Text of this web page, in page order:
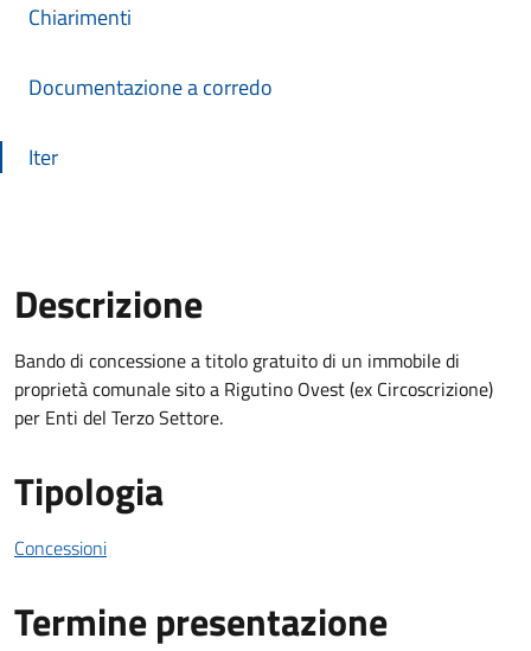
Chiarimenti
Documentazione a corredo
Iter
Descrizione
Descrizione Bando
Bando di concessione a titolo gratuito di un immobile di
proprietà comunale sito a Rigutino Ovest (ex Circoscrizione)
per Enti del Terzo Settore.
Tipologia
Concessioni
Termine presentazione